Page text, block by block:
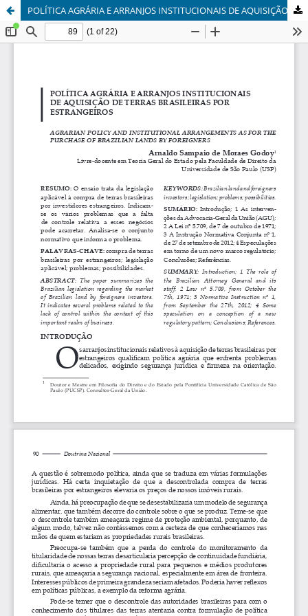
POLÍTICA AGRÁRIA E ARRANJOS INSTITUCIONAIS DE AQUISIÇÃO DE TERRAS BRASILEIRAS POR ESTRANGEIROS